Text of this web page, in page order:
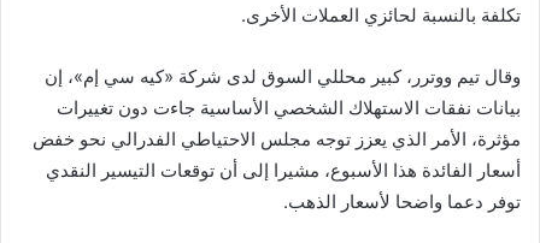
تكلفة بالنسبة لحائزي العملات الأخرى.
وقال تيم ووترر، كبير محللي السوق لدى شركة «كيه سي إم»، إن
بيانات نفقات الاستهلاك الشخصي الأساسية جاءت دون تغييرات
مؤثرة، الأمر الذي يعزز توجه مجلس الاحتياطي الفدرالي نحو خفض
أسعار الفائدة هذا الأسبوع، مشيرا إلى أن توقعات التيسير النقدي
توفر دعما واضحا لأسعار الذهب.